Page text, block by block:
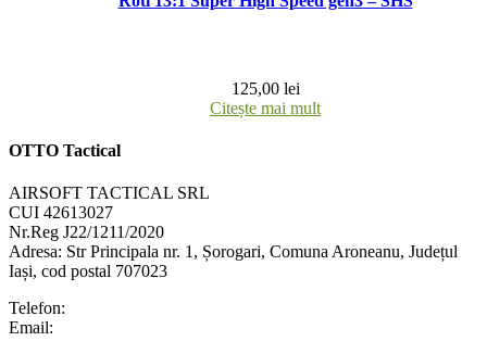
125,00 lei
Citește mai mult
OTTO Tactical
AIRSOFT TACTICAL SRL
CUI 42613027
Nr.Reg J22/1211/2020
Adresa: Str Principala nr. 1 , Șorogari, Comuna Aroneanu, Județul
Iași, cod postal 707023
Telefon:
Email: